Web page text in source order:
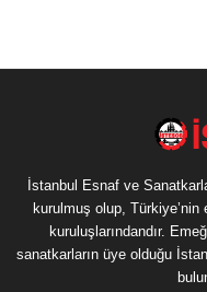
İstanbul Esnaf ve
kurulmuş olup,
kuruluşlarındandır.
sanatkarların üye olduğu